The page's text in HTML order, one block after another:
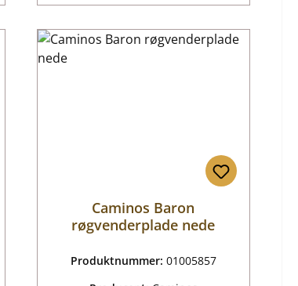
Caminos Baron
røgvenderplade nede
Produktnummer: 01005857